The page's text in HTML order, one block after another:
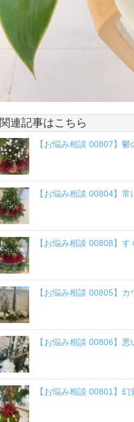
関連記事はこちら
【お悩み相談 00807】鬱
【お悩み相談 00804】
【お悩み相談 00808】
【お悩み相談 00805】
【お悩み相談 00806】
【お悩み相談 00801】